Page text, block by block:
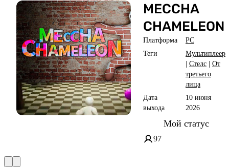
MECCHA
CHAMELEON
Платформа
PC
Теги
Мультиплеер
| Стелс | От
третьего
лица
Дата
выхода
10 июня
2026
Мой статус
97